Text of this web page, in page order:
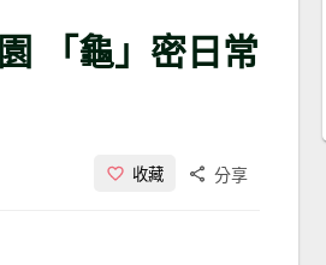
「龜」密日常
收藏 分享